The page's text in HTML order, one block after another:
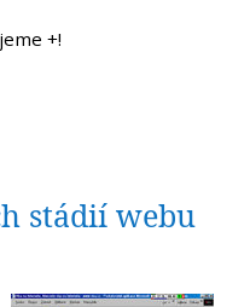
+!
stádií webu